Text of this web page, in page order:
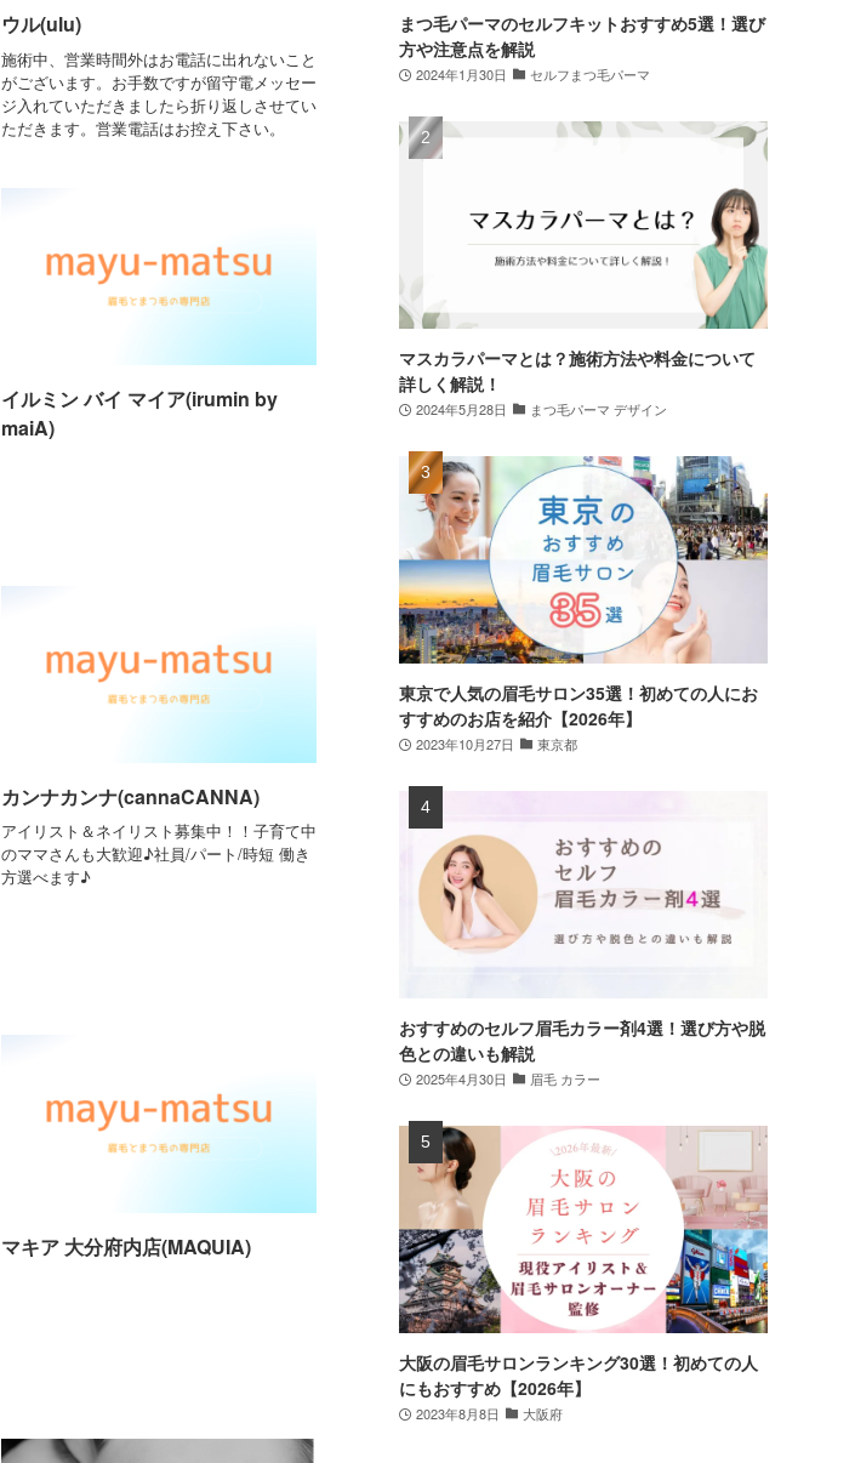
ウル(ulu)
施術中、営業時間外はお電話に出れないこと
がございます。お手数ですが留守電メッセー
ジ入れていただきましたら折り返しさせてい
ただきます。営業電話はお控え下さい。
イルミン バイ マイア(irumin by
maiA)
カンナカンナ(cannaCANNA)
アイリスト＆ネイリスト募集中！！子育て中
のママさんも大歓迎♪社員/パート/時短 働き
方選べます♪
マキア 大分府内店(MAQUIA)
まつ毛パーマのセルフキットおすすめ5選！選び
方や注意点を解説
2024年1月30日 セルフまつ毛パーマ
マスカラパーマとは？施術方法や料金について
詳しく解説！
2024年5月28日 まつ毛パーマ デザイン
東京で人気の眉毛サロン35選！初めての人にお
すすめのお店を紹介【2026年】
2023年10月27日 東京都
おすすめのセルフ眉毛カラー剤4選！選び方や脱
色との違いも解説
2025年4月30日 眉毛 カラー
大阪の眉毛サロンランキング30選！初めての人
にもおすすめ【2026年】
2023年8月8日 大阪府